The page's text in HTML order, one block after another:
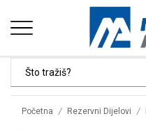
Početna / Rezervni Dijelovi /